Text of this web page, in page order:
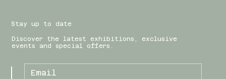
Stay up to date
Discover the latest exhibitions, exclusive
events and special offers.